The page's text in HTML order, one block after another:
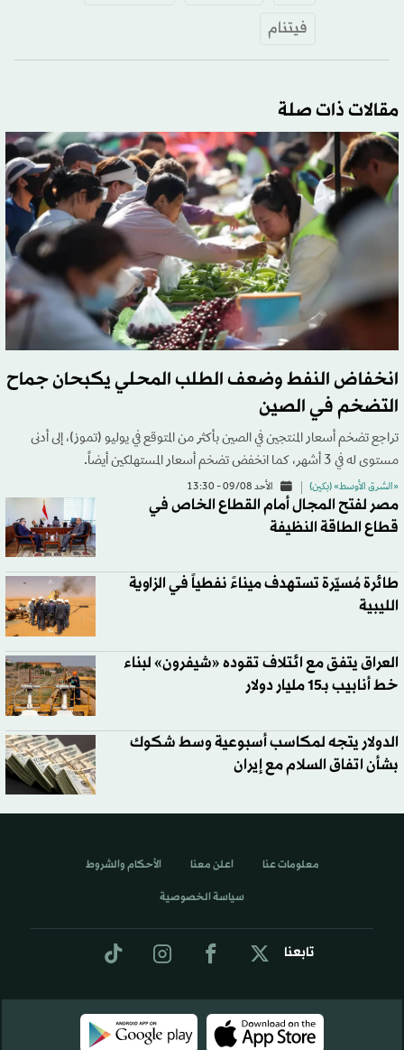
فيتنام
مقالات ذات صلة
انخفاض النفط وضعف الطلب المحلي يكبحان جماح
التضخم في الصين
تراجع تضخم أسعار المنتجين في الصين بأكثر من المتوقع في يوليو (تموز)، إلى أدنى
مستوى له في 3 أشهر، كما انخفض تضخم أسعار المستهلكين أيضاً.
«الشرق الأوسط» (بكين) الأحد 09/08 - 13:30
مصر لفتح المجال أمام القطاع الخاص في
قطاع الطاقة النظيفة
طائرة مُسيّرة تستهدف ميناءً نفطياً في الزاوية
الليبية
العراق يتفق مع ائتلاف تقوده «شيفرون» لبناء
خط أنابيب بـ15 مليار دولار
الدولار يتجه لمكاسب أسبوعية وسط شكوك
بشأن اتفاق السلام مع إيران
تابعنا
معلومات عنا اعلن معنا الأحكام والشروط
سياسة الخصوصية